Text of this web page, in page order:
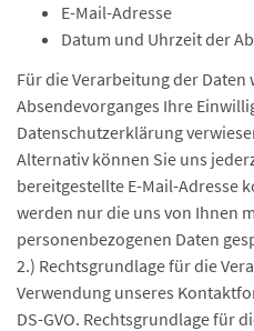
E-Mail-Adresse
Datum und Uhrzeit der
Für die Verarbeitung der Daten
Absendevorganges Ihre
Datenschutzerklärung
Alternativ können Sie uns
bereitgestellte E-Mail-Adresse
werden nur die uns von Ihnen
personenbezogenen Daten
2.) Rechtsgrundlage für die
Verwendung unseres
DS-GVO. Rechtsgrundlage für